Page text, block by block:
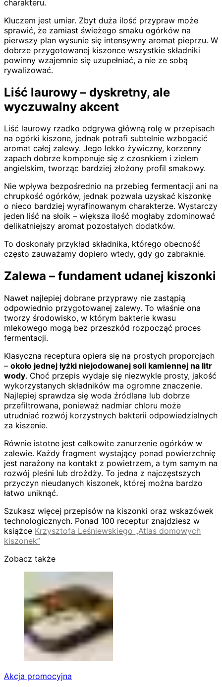
charakteru.
Kluczem jest umiar. Zbyt duża ilość przypraw może
sprawić, że zamiast świeżego smaku ogórków na
pierwszy plan wysunie się intensywny aromat pieprzu. W
dobrze przygotowanej kiszonce wszystkie składniki
powinny wzajemnie się uzupełniać, a nie ze sobą
rywalizować.
Liść laurowy – dyskretny, ale
wyczuwalny akcent
Liść laurowy rzadko odgrywa główną rolę w przepisach
na ogórki kiszone, jednak potrafi subtelnie wzbogacić
aromat całej zalewy. Jego lekko żywiczny, korzenny
zapach dobrze komponuje się z czosnkiem i zielem
angielskim, tworząc bardziej złożony profil smakowy.
Nie wpływa bezpośrednio na przebieg fermentacji ani na
chrupkość ogórków, jednak pozwala uzyskać kiszonkę
o nieco bardziej wyrafinowanym charakterze. Wystarczy
jeden liść na słoik – większa ilość mogłaby zdominować
delikatniejszy aromat pozostałych dodatków.
To doskonały przykład składnika, którego obecność
często zauważamy dopiero wtedy, gdy go zabraknie.
Zalewa – fundament udanej kiszonki
Nawet najlepiej dobrane przyprawy nie zastąpią
odpowiednio przygotowanej zalewy. To właśnie ona
tworzy środowisko, w którym bakterie kwasu
mlekowego mogą bez przeszkód rozpocząć proces
fermentacji.
Klasyczna receptura opiera się na prostych proporcjach
– około jednej łyżki niejodowanej soli kamiennej na litr
wody. Choć przepis wydaje się niezwykle prosty, jakość
wykorzystanych składników ma ogromne znaczenie.
Najlepiej sprawdza się woda źródlana lub dobrze
przefiltrowana, ponieważ nadmiar chloru może
utrudniać rozwój korzystnych bakterii odpowiedzialnych
za kiszenie.
Równie istotne jest całkowite zanurzenie ogórków w
zalewie. Każdy fragment wystający ponad powierzchnię
jest narażony na kontakt z powietrzem, a tym samym na
rozwój pleśni lub drożdży. To jedna z najczęstszych
przyczyn nieudanych kiszonek, której można bardzo
łatwo uniknąć.
Szukasz więcej przepisów na kiszonki oraz wskazówek
technologicznych. Ponad 100 receptur znajdziesz w
książce Krzysztofa Leśniewskiego „Atlas domowych
kiszonek”
Zobacz także
Akcja promocyjna